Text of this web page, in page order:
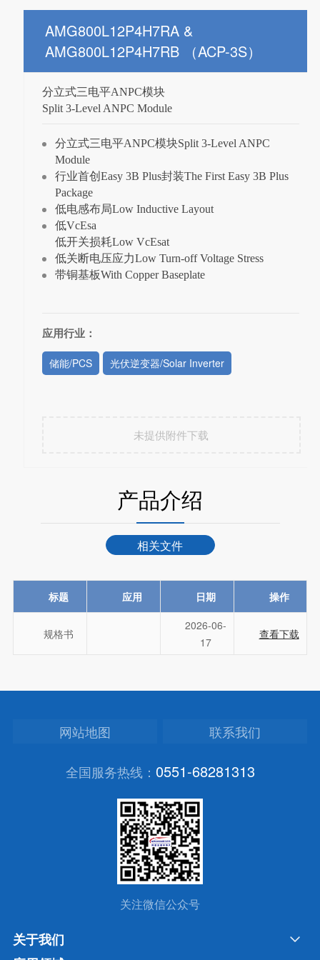
AMG800L12P4H7RA &
AMG800L12P4H7RB （ACP-3S）
分立式三电平ANPC模块
Split 3-Level ANPC Module
分立式三电平ANPC模块Split 3-Level ANPC
Module
行业首创Easy 3B Plus封装The First Easy 3B Plus
Package
低电感布局Low Inductive Layout
低VcEsa
低开关损耗Low VcEsat
低关断电压应力Low Turn-off Voltage Stress
带铜基板With Copper Baseplate
应用行业：
储能/PCS 光伏逆变器/Solar Inverter
未提供附件下载
产品介绍
相关文件
标题 应用 日期 操作
规格书
2026-06-
17
查看下载
网站地图 联系我们
全国服务热线： 0551-68281313
关注微信公众号
关于我们